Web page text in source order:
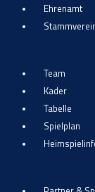
Ehrenamt
Team
Kader
Tabelle
Spielplan